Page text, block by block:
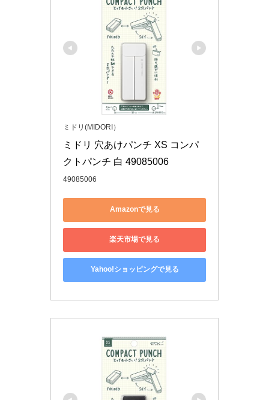
ミドリ(MIDORI）
ミドリ 穴あけパンチ XS コンパ
クトパンチ 白 49085006
49085006
Amazonで見る
楽天市場で見る
Yahoo!ショッピングで見る